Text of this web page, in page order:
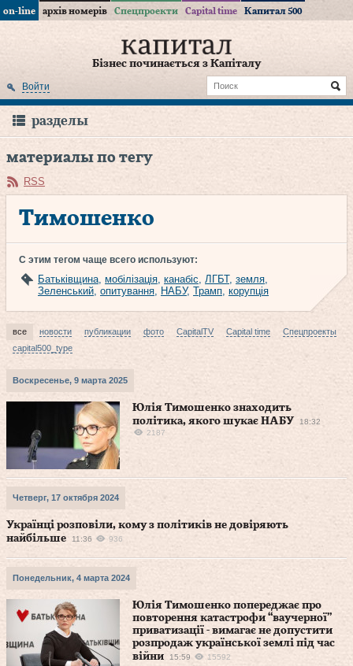
on-line архів номерів Спецпроекти Capital time Капитал 500
Бізнес починається з Капіталу
Войти
разделы
материалы по тегу
RSS
Тимошенко
С этим тегом чаще всего используют:
Батьківщина, мобілізація, канабіс, ЛГБТ, земля,
Зеленський, опитування, НАБУ, Трамп, корупція
все новости публикации фото CapitalTV Capital time
Спецпроекты
capital500_type
Воскресенье, 9 марта 2025
Юлія Тимошенко знаходить
політика, якого шукає НАБУ
18:32
2187
Четверг, 17 октября 2024
Українці розповіли, кому з політиків не довіряють
найбільше
11:36 936
Понедельник, 4 марта 2024
Юлія Тимошенко попереджає про
повторення катастрофи “ваучерної”
приватизації - вимагає не допустити
розпродаж української землі під час
війни
15:59 15592